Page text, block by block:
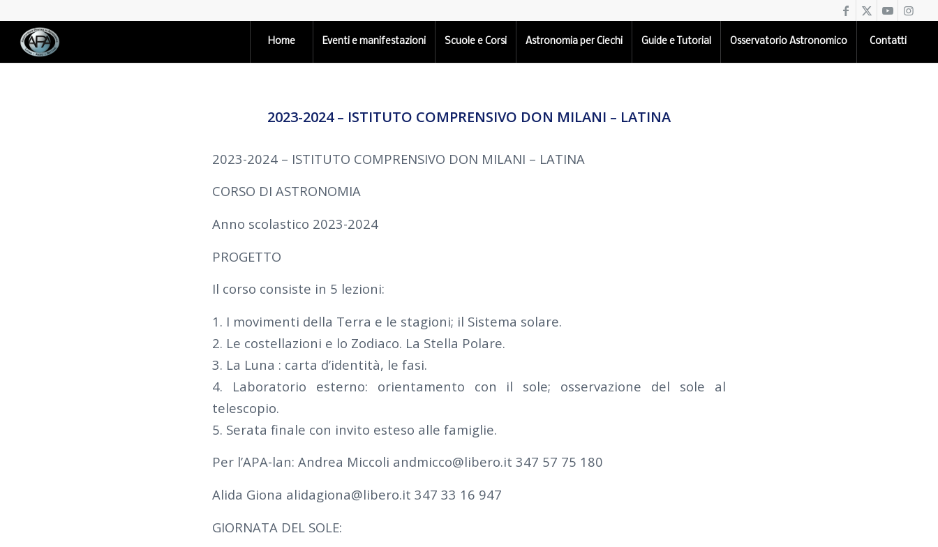
Home Eventi e manifestazioni Scuole e Corsi Astronomia per Ciechi Guide e Tutorial Osservatorio Astronomico Contatti
2023-2024 – ISTITUTO COMPRENSIVO DON MILANI – LATINA
2023-2024 – ISTITUTO COMPRENSIVO DON MILANI – LATINA
CORSO DI ASTRONOMIA
Anno scolastico 2023-2024
PROGETTO
Il corso consiste in 5 lezioni:
1. I movimenti della Terra e le stagioni; il Sistema solare.
2. Le costellazioni e lo Zodiaco. La Stella Polare.
3. La Luna : carta d’identità, le fasi.
4. Laboratorio esterno: orientamento con il sole; osservazione del sole al
telescopio.
5. Serata finale con invito esteso alle famiglie.
Per l’APA-lan: Andrea Miccoli andmicco@libero.it 347 57 75 180
Alida Giona alidagiona@libero.it 347 33 16 947
GIORNATA DEL SOLE: